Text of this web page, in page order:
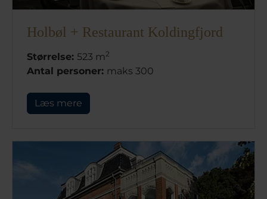
Holbøl + Restaurant Koldingfjord
Størrelse: 523 m2
Antal personer: maks 300
Læs mere